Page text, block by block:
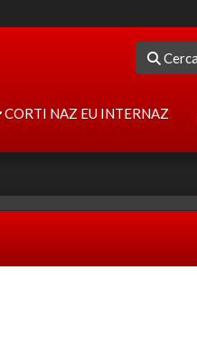
CORTI NAZ EU INTERNAZ